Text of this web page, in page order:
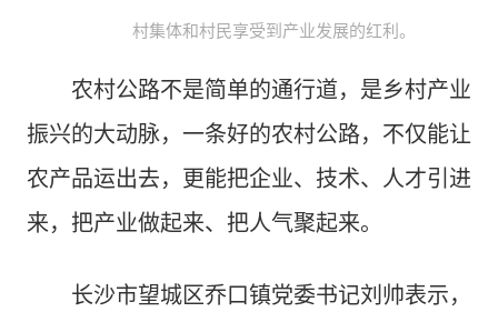
村集体和村民享受到产业发展的红利。
农村公路不是简单的通行道，是乡村产业
振兴的大动脉，一条好的农村公路，不仅能让
农产品运出去，更能把企业、技术、人才引进
来，把产业做起来、把人气聚起来。
长沙市望城区乔口镇党委书记刘帅表示，